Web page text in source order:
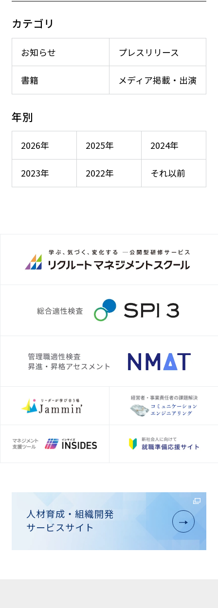
カテゴリ
お知らせ プレスリリース
メディア掲載・出演
書籍
年別
2026年 2025年 2024年
2023年 2022年 それ以前
人材育成・組織開発
サービスサイト